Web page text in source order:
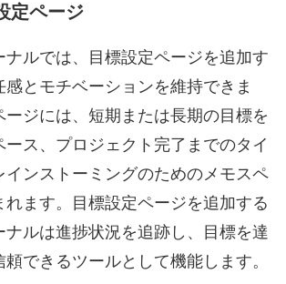
定ページ
ナルでは、目標設定ページを追加す
感とモチベーションを維持できま
ージには、短期または長期の目標を
ス、プロジェクト完了までのタイ
インストーミングのためのメモスペ
れます。目標設定ページを追加する
ナルは進捗状況を追跡し、目標を達
できるツールとして機能します。